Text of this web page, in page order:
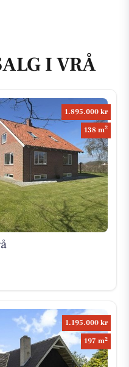
I VRÅ
1.895.000 kr
138 m2
1.195.000 kr
197 m2